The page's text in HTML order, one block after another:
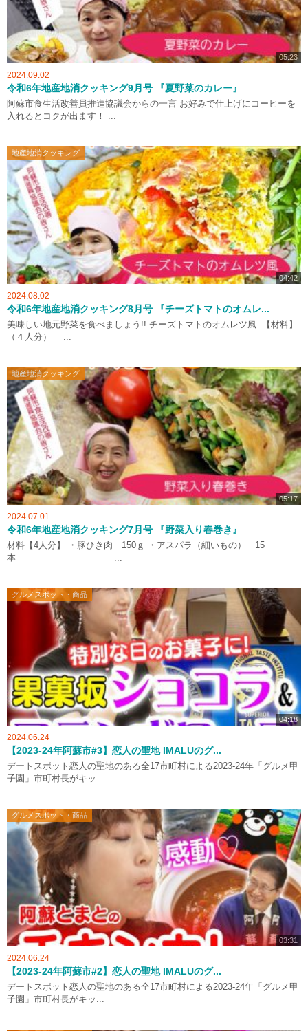
05:23
2024.09.02
令和6年地産地消クッキング9月号 『夏野菜のカレー』
阿蘇市食生活改善員推進協議会からの一言 お好みで仕上げにコーヒーを
入れるとコクが出ます！ ...
地産地消クッキング
04:42
2024.08.02
令和6年地産地消クッキング8月号 『チーズトマトのオムレ...
美味しい地元野菜を食べましょう!! チーズトマトのオムレツ風 【材料】
（４人分） ...
地産地消クッキング
05:17
2024.07.01
令和6年地産地消クッキング7月号 『野菜入り春巻き』
材料【4人分】 ・豚ひき肉 150ｇ ・アスパラ（細いもの） 15
本 ...
グルメスポット・商品
04:18
2024.06.24
【2023-24年阿蘇市#3】恋人の聖地 IMALUのグ...
デートスポット恋人の聖地のある全17市町村による2023-24年「グルメ甲
子園」市町村長がキッ...
グルメスポット・商品
03:31
2024.06.24
【2023-24年阿蘇市#2】恋人の聖地 IMALUのグ...
デートスポット恋人の聖地のある全17市町村による2023-24年「グルメ甲
子園」市町村長がキッ...